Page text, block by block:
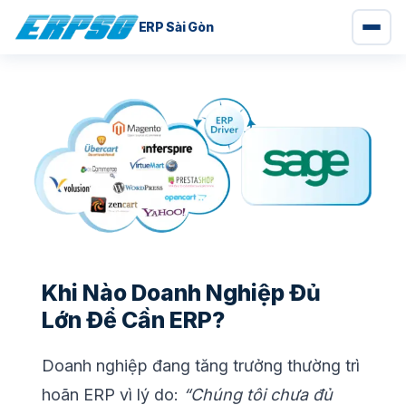
ERP Sài Gòn
Khi Nào Doanh Nghiệp Đủ
Lớn Để Cần ERP?
Doanh nghiệp đang tăng trưởng thường trì
hoãn ERP vì lý do: “Chúng tôi chưa đủ